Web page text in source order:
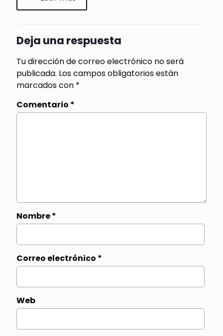
Deja una respuesta
Tu dirección de correo electrónico no será
publicada. Los campos obligatorios están
marcados con *
Comentario *
Nombre*
Correo electrónico *
Web